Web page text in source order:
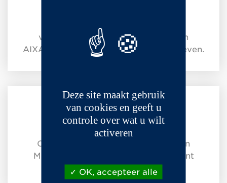
HISTORIE
voertuigen die de geschiedenis van
AIXAM-MEGA-merken hebben geschreven.
MEGA
Ontdek het fantastische verhaal van
MEGA by AIXAM met zijn assortiment
raceauto's en personenauto's.
Deze site maakt gebruik
van cookies en geeft u
controle over wat u wilt
activeren
OK, accepteer alle